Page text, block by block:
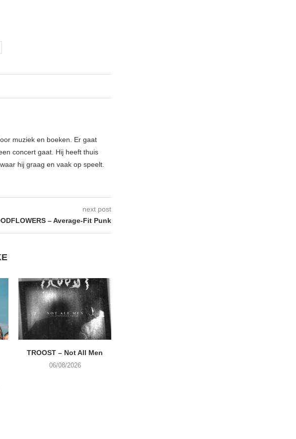
muziek en boeken. Er gaat
concert gaat. Hij heeft thuis
hij graag en vaak op speelt.
next post
– Average-Fit Punk
TROOST – Not All Men
06/08/2026